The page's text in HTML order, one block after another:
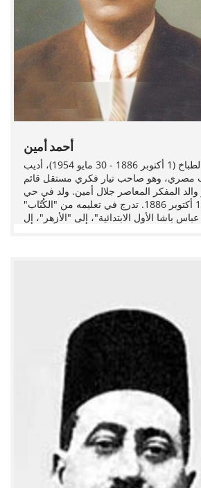
أحمد أمين
أحمد أمين إبراهيم الطباخ (1 أكتوبر 1886 - 30 مايو 1954)، أديب
مصري، وهو صاحب تيار فكري مستقل قائم
المفكر المعاصر جلال أمين. ولد في حي
المنشية بالقاهرة في 1 أكتوبر 1886. تدرج في تعليمه من "الكُتّاب"